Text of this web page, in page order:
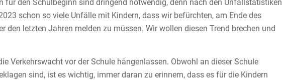
für den Schulbeginn sind dringend notwendig, denn nach den Unfallstatistiken
schon so viele Unfälle mit Kindern, dass wir befürchten, am Ende des
den letzten Jahren melden zu müssen. Wir wollen diesen Trend brechen und
Verkehrswacht vor der Schule hängenlassen. Obwohl an dieser Schule
sind, ist es wichtig, immer daran zu erinnern, dass es für die Kindern